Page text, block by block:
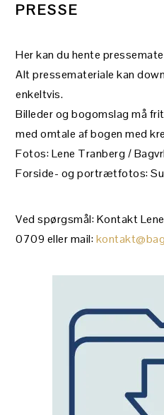
PRESSE
Her kan du hente
Alt pressemateriale kan
enkeltvis.
Billeder og bogomslag må
med omtale af bogen med
Fotos: Lene Tranberg /
Forside- og portrætfotos:
Ved spørgsmål: Kontakt
0709 eller mail: